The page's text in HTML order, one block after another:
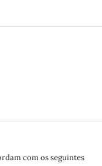
com os seguintes